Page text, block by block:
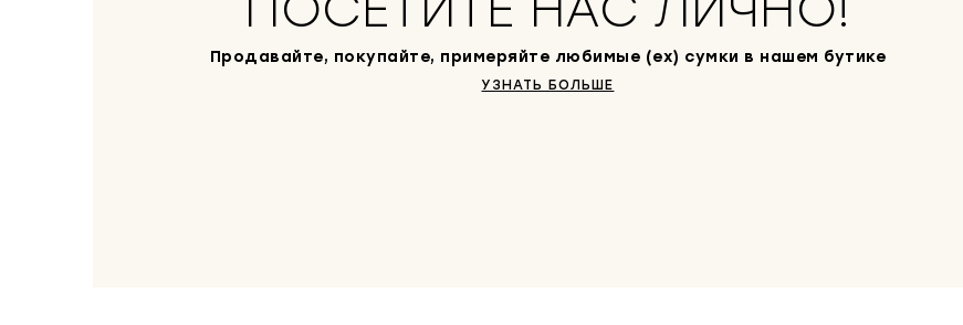
Продавайте, покупайте, примеряйте любимые (ex) сумки в нашем бутике
УЗНАТЬ БОЛЬШЕ